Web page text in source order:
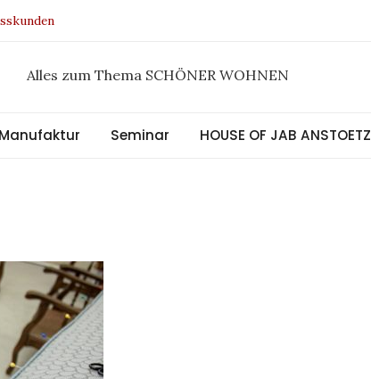
Alles zum Thema SCHÖNER WOHNEN
Manufaktur Seminar HOUSE OF JAB ANSTOETZ